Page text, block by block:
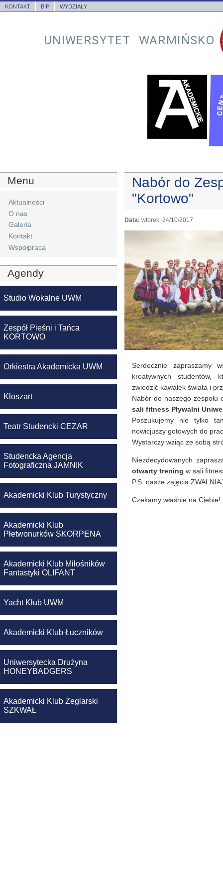
KONTAKT BIP WYDZIAŁY
UNIWERSYTET WARMIŃSKO
Menu
Aktualności
O nas
Galeria
Kontakt
Współpraca
Agendy
Studio Wokalne UWM
Zespół Pieśni i Tańca
KORTOWO
Orkiestra Akademicka UWM
Kloszart
Teatr Studencki CEZAR
Studencka Agencja
Fotograficzna JAMNIK
Akademicki Klub Turystyczny
Akademicki Klub
Płetwonurków SKORPENA
Akademicki Klub Miłośników
Fantastyki OLIFANT
Yacht Klub UWM
Akademicki Klub Łuczników
Uniwersytecka Drużyna
HONEYBADGERS
Akademicki Klub Żeglarski
SZKWAŁ
Nabór do
"Kortowo"
Data:wtorek, 24/10/2017
Serdecznie zapraszamy
kreatywnych studentów,
zwiedzić kawałek świata i
Nabór do naszego zespołu
sali fitness Pływalni
Poszukujemy nie tylko
nowicjuszy gotowych do
Wystarczy wziąc ze sobą
Niezdecydowanych
otwarty trening w sali
P.S. nasze zajęcia
Czekamy właśnie na Ciebie!